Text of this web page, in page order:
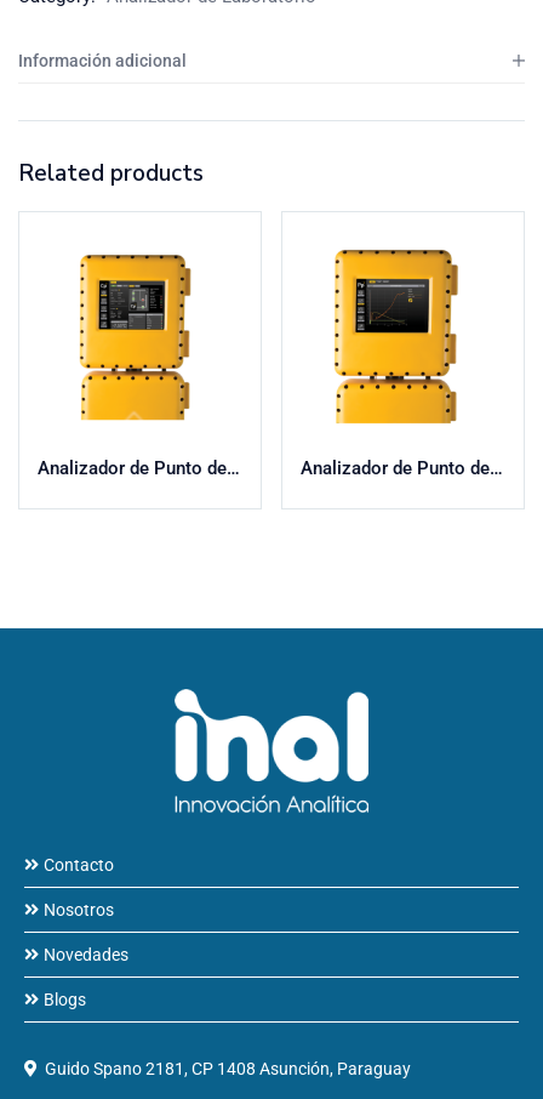
Información adicional
Related products
Analizador de Punto de Nube Analizador de Punto de Fluidez
Contacto
Nosotros
Novedades
Blogs
Guido Spano 2181, CP 1408 Asunción, Paraguay